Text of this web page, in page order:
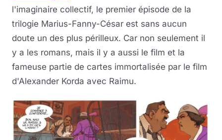
l'imaginaire collectif, le premier épisode de la
trilogie Marius-Fanny-César est sans aucun
doute un des plus périlleux. Car non seulement il
y a les romans, mais il y a aussi le film et la
fameuse partie de cartes immortalisée par le film
d'Alexander Korda avec Raimu.